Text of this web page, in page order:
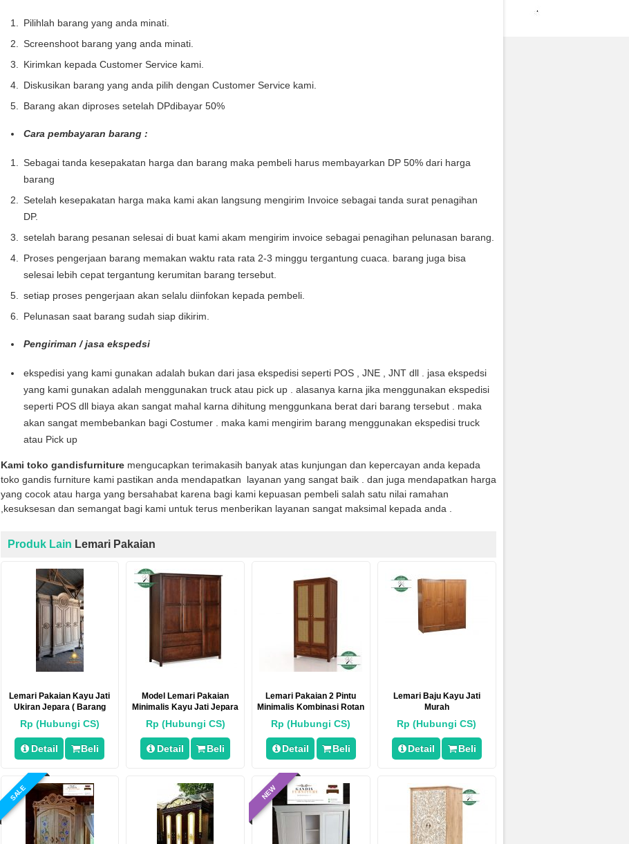
Pilihlah barang yang anda minati.
Screenshoot barang yang anda minati.
Kirimkan kepada Customer Service kami.
Diskusikan barang yang anda pilih dengan Customer Service kami.
Barang akan diproses setelah DPdibayar 50%
Cara pembayaran barang :
Sebagai tanda kesepakatan harga dan barang maka pembeli harus membayarkan DP 50% dari harga
barang
Setelah kesepakatan harga maka kami akan langsung mengirim Invoice sebagai tanda surat penagihan
DP.
setelah barang pesanan selesai di buat kami akam mengirim invoice sebagai penagihan pelunasan barang.
Proses pengerjaan barang memakan waktu rata rata 2-3 minggu tergantung cuaca. barang juga bisa
selesai lebih cepat tergantung kerumitan barang tersebut.
setiap proses pengerjaan akan selalu diinfokan kepada pembeli.
Pelunasan saat barang sudah siap dikirim.
Pengiriman / jasa ekspedsi
ekspedisi yang kami gunakan adalah bukan dari jasa ekspedisi seperti POS , JNE , JNT dll . jasa ekspedsi
yang kami gunakan adalah menggunakan truck atau pick up . alasanya karna jika menggunakan ekspedisi
seperti POS dll biaya akan sangat mahal karna dihitung menggunkana berat dari barang tersebut . maka
akan sangat membebankan bagi Costumer . maka kami mengirim barang menggunakan ekspedisi truck
atau Pick up
Kami toko gandisfurnituremengucapkan terimakasih banyak atas kunjungan dan kepercayan anda kepada
toko gandis furniture kami pastikan anda mendapatkan layanan yang sangat baik . dan juga mendapatkan harga
yang cocok atau harga yang bersahabat karena bagi kami kepuasan pembeli salah satu nilai ramahan
,kesuksesan dan semangat bagi kami untuk terus menberikan layanan sangat maksimal kepada anda .
Produk Lain Lemari Pakaian
Lemari Pakaian Kayu Jati
Ukiran Jepara ( Barang
Ready Mentahan)
Rp (Hubungi CS)
Detail Beli
Model Lemari Pakaian
Minimalis Kayu Jati Jepara
Rp (Hubungi CS)
Detail Beli
Lemari Pakaian 2 Pintu
Minimalis Kombinasi Rotan
Alami
Rp (Hubungi CS)
Detail Beli
Lemari Baju Kayu Jati
Murah
Rp (Hubungi CS)
Detail Beli
SALE NEW